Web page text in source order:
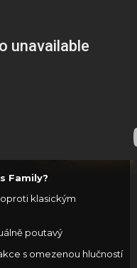
Family?
oproti klasickým
poutavý
s omezenou hlučností